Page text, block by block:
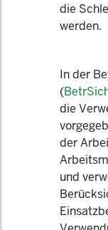
die
werden.
In der
(
die
der
und